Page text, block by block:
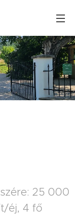
25 000
éj, 4 fő